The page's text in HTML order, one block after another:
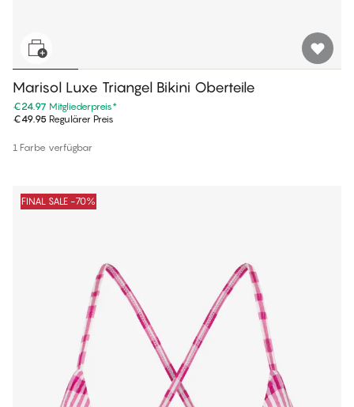
Marisol Luxe Triangel Bikini Oberteile
€24.97 Mitgliederpreis*
€49.95 Regulärer Preis
1 Farbe verfügbar
FINAL SALE -70%